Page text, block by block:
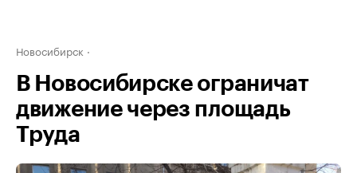
Новосибирск
В Новосибирске ограничат
движение через площадь
Труда